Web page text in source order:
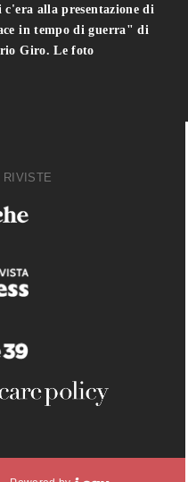
c'era alla presentazione di
in tempo di guerra" di
Giro. Le foto
RIVISTE